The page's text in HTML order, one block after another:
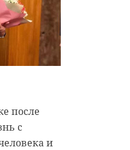
после
с
и
марта, 21:15